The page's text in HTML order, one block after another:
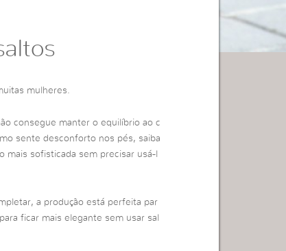
mulheres.
consegue manter o equilíbrio ao c
sente desconforto nos pés, saiba
mais sofisticada sem precisar usá-l
a produção está perfeita par
ficar mais elegante sem usar sal